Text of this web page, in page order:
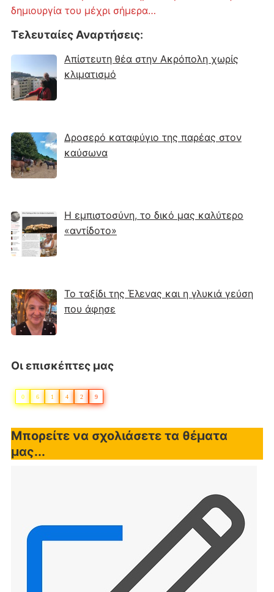
δημιουργία του μέχρι σήμερα…
Τελευταίες Αναρτήσεις:
Απίστευτη θέα στην Ακρόπολη χωρίς
κλιματισμό
Δροσερό καταφύγιο της παρέας στον
καύσωνα
Η εμπιστοσύνη, το δικό μας καλύτερο
«αντίδοτο»
Το ταξίδι της Έλενας και η γλυκιά γεύση
που άφησε
Οι επισκέπτες μας
0 6 1 4 2 9
Μπορείτε να σχολιάσετε τα θέματα
μας...